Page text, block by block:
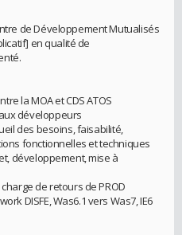
de Développement Mutualisés
en qualité de
la MOA et CDS ATOS
développeurs
des besoins, faisabilité,
fonctionnelles et techniques
développement, mise à
de retours de PROD
DISFE, Was6.1 vers Was7, IE6